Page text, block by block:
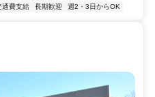
通費支給 長期歓迎 週2・3日からOK